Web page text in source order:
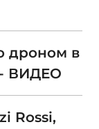
дроном в
ВИДЕО
Rossi,